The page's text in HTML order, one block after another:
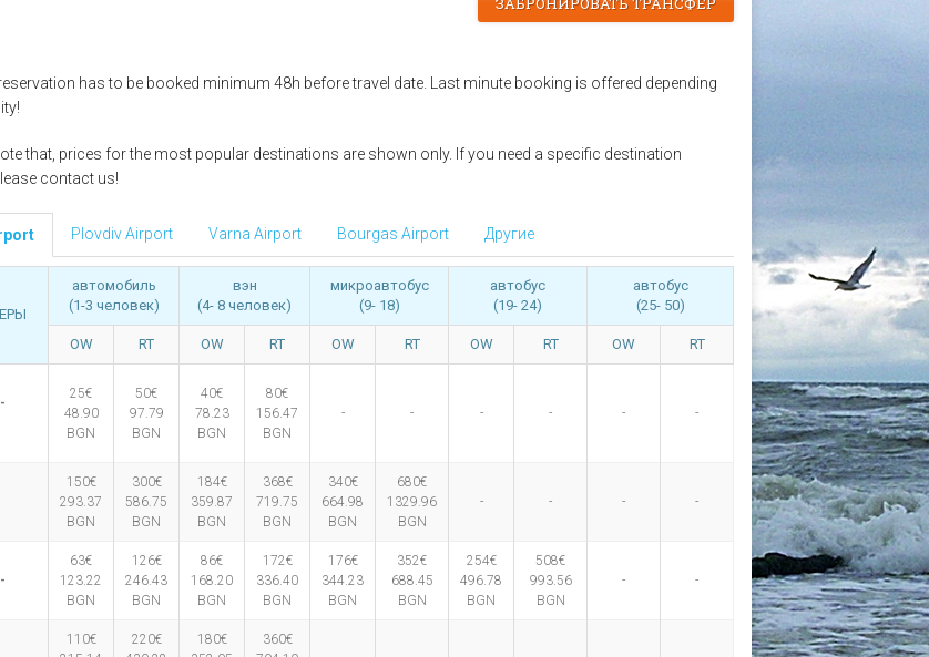
has to be booked minimum 48h before travel date. Last minute booking is offered depending
that, prices for the most popular destinations are shown only. If you need a specific destination
contact us!
Plovdiv Airport Varna Airport Bourgas Airport Другие
автомобиль
(1-3 человек)
вэн
(4- 8 человек)
микроавтобус
(9- 18)
автобус
(19- 24)
автобус
(25- 50)
OW RT OW RT OW RT OW RT OW RT
25€
48.90
BGN
50€
97.79
BGN
40€
78.23
BGN
80€
156.47
BGN
- - - - - -
150€
293.37
BGN
300€
586.75
BGN
184€
359.87
BGN
368€
719.75
BGN
340€
664.98
BGN
680€
1329.96
BGN
- - - -
63€
123.22
BGN
126€
246.43
BGN
86€
168.20
BGN
172€
336.40
BGN
176€
344.23
BGN
352€
688.45
BGN
254€
496.78
BGN
508€
993.56
BGN
- -
110€
220€
180€
360€